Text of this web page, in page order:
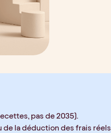
pas de 2035).
de la déduction des frais